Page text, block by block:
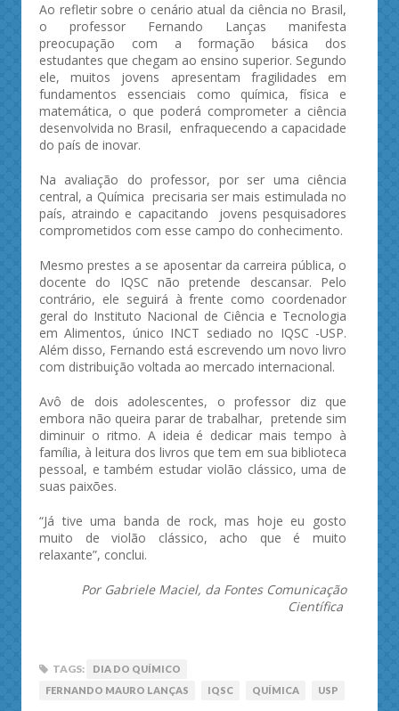
Ao refletir sobre o cenário atual da ciência no Brasil,
o professor Fernando Lanças manifesta
preocupação com a formação básica dos
estudantes que chegam ao ensino superior. Segundo
ele, muitos jovens apresentam fragilidades em
fundamentos essenciais como química, física e
matemática, o que poderá comprometer a ciência
desenvolvida no Brasil, enfraquecendo a capacidade
do país de inovar.
Na avaliação do professor, por ser uma ciência
central, a Química precisaria ser mais estimulada no
país, atraindo e capacitando jovens pesquisadores
comprometidos com esse campo do conhecimento.
Mesmo prestes a se aposentar da carreira pública, o
docente do IQSC não pretende descansar. Pelo
contrário, ele seguirá à frente como coordenador
geral do Instituto Nacional de Ciência e Tecnologia
em Alimentos, único INCT sediado no IQSC -USP.
Além disso, Fernando está escrevendo um novo livro
com distribuição voltada ao mercado internacional.
Avô de dois adolescentes, o professor diz que
embora não queira parar de trabalhar, pretende sim
diminuir o ritmo. A ideia é dedicar mais tempo à
família, à leitura dos livros que tem em sua biblioteca
pessoal, e também estudar violão clássico, uma de
suas paixões.
“Já tive uma banda de rock, mas hoje eu gosto
muito de violão clássico, acho que é muito
relaxante”, conclui.
Por Gabriele Maciel, da Fontes Comunicação
Científica
TAGS:
DIA DO QUÍMICO
FERNANDO MAURO LANÇAS
IQSC QUÍMICA USP